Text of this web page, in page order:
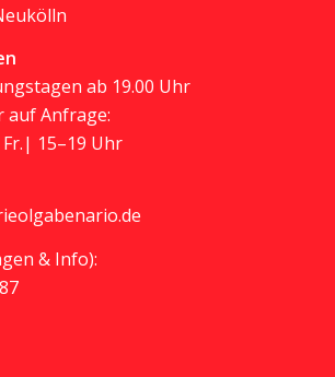
ab 19.00 Uhr
auf Anfrage:
15–19 Uhr
& Info):